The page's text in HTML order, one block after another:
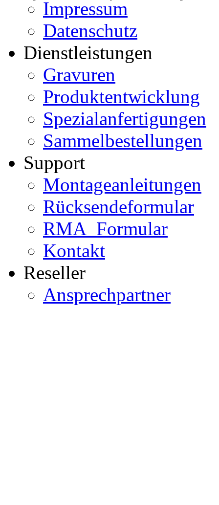
Impressum
Datenschutz
Dienstleistungen
Gravuren
Produktentwicklung
Spezialanfertigungen
Sammelbestellungen
Support
Montageanleitungen
Rücksendeformular
RMA_Formular
Kontakt
Reseller
Ansprechpartner